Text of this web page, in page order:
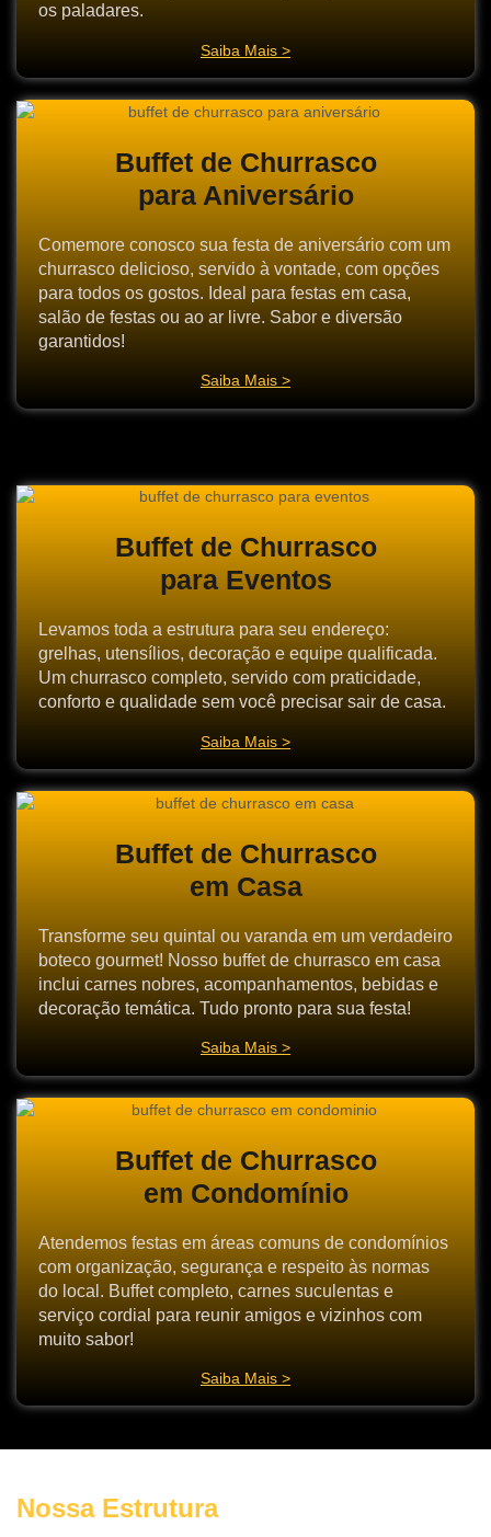
os paladares.
Saiba Mais >
Buffet de Churrasco
para Aniversário
Comemore conosco sua festa de aniversário com um
churrasco delicioso, servido à vontade, com opções
para todos os gostos. Ideal para festas em casa,
salão de festas ou ao ar livre. Sabor e diversão
garantidos!
Saiba Mais >
Buffet de Churrasco
para Eventos
Levamos toda a estrutura para seu endereço:
grelhas, utensílios, decoração e equipe qualificada.
Um churrasco completo, servido com praticidade,
conforto e qualidade sem você precisar sair de casa.
Saiba Mais >
Buffet de Churrasco
em Casa
Transforme seu quintal ou varanda em um verdadeiro
boteco gourmet! Nosso buffet de churrasco em casa
inclui carnes nobres, acompanhamentos, bebidas e
decoração temática. Tudo pronto para sua festa!
Saiba Mais >
Buffet de Churrasco
em Condomínio
Atendemos festas em áreas comuns de condomínios
com organização, segurança e respeito às normas
do local. Buffet completo, carnes suculentas e
serviço cordial para reunir amigos e vizinhos com
muito sabor!
Saiba Mais >
Nossa Estrutura